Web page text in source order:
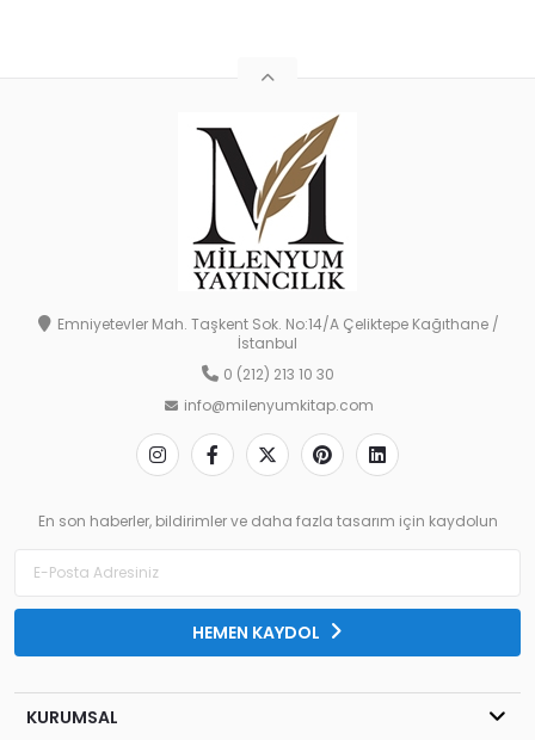
Emniyetevler Mah. Taşkent Sok. No:14/A Çeliktepe Kağıthane /
İstanbul
0 (212) 213 10 30
info@milenyumkitap.com
En son haberler, bildirimler ve daha fazla tasarım için kaydolun
HEMEN KAYDOL
KURUMSAL